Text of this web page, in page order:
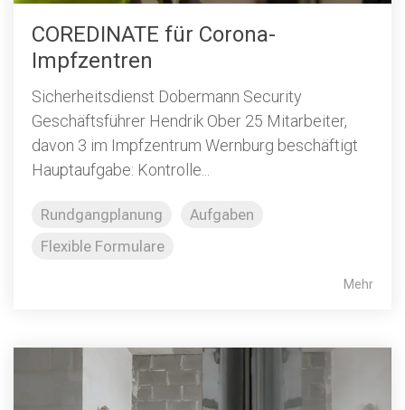
COREDINATE für Corona-
Impfzentren
Sicherheitsdienst Dobermann Security
Geschäftsführer Hendrik Ober 25 Mitarbeiter,
davon 3 im Impfzentrum Wernburg beschäftigt
Hauptaufgabe: Kontrolle...
Rundgangplanung
Aufgaben
Flexible Formulare
Mehr